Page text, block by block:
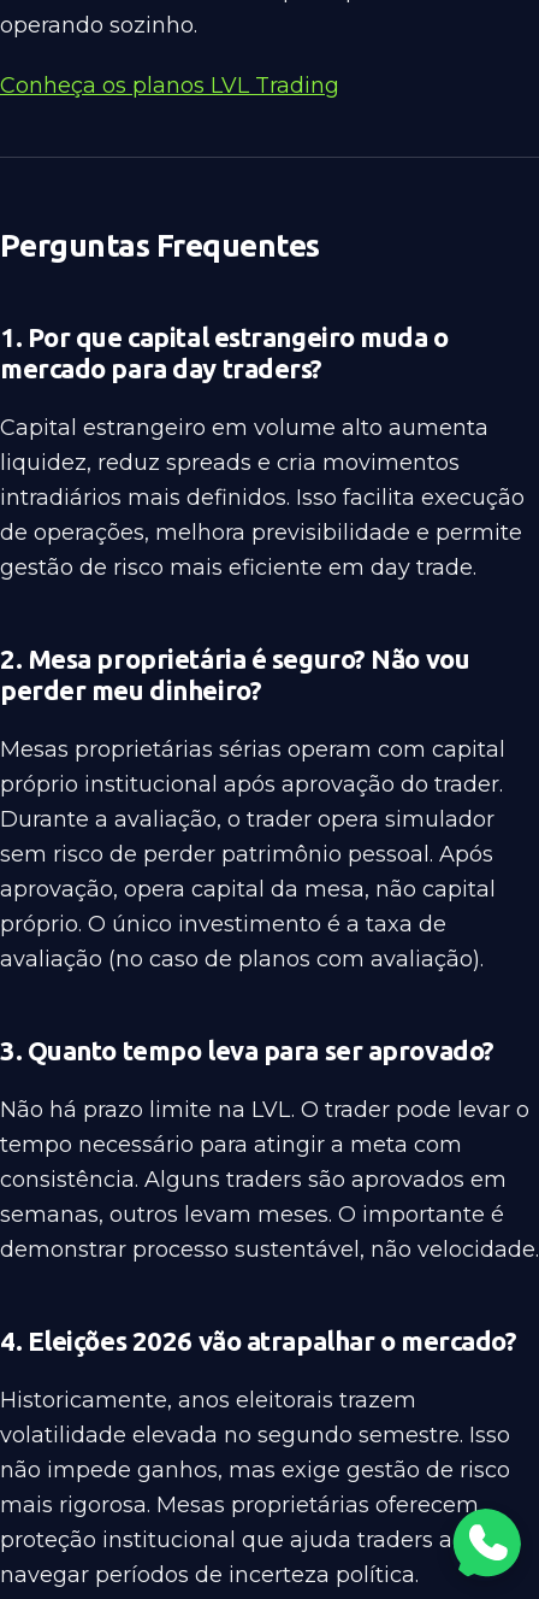
operando sozinho.
Conheça os planos LVL Trading
Perguntas Frequentes
1. Por que capital estrangeiro muda o
mercado para day traders?
Capital estrangeiro em volume alto aumenta
liquidez, reduz spreads e cria movimentos
intradiários mais definidos. Isso facilita execução
de operações, melhora previsibilidade e permite
gestão de risco mais eficiente em day trade.
2. Mesa proprietária é seguro? Não vou
perder meu dinheiro?
Mesas proprietárias sérias operam com capital
próprio institucional após aprovação do trader.
Durante a avaliação, o trader opera simulador
sem risco de perder patrimônio pessoal. Após
aprovação, opera capital da mesa, não capital
próprio. O único investimento é a taxa de
avaliação (no caso de planos com avaliação).
3. Quanto tempo leva para ser aprovado?
Não há prazo limite na LVL. O trader pode levar o
tempo necessário para atingir a meta com
consistência. Alguns traders são aprovados em
semanas, outros levam meses. O importante é
demonstrar processo sustentável, não velocidade.
4. Eleições 2026 vão atrapalhar o mercado?
Historicamente, anos eleitorais trazem
volatilidade elevada no segundo semestre. Isso
não impede ganhos, mas exige gestão de risco
mais rigorosa. Mesas proprietárias oferecem
proteção institucional que ajuda traders a
navegar períodos de incerteza política.